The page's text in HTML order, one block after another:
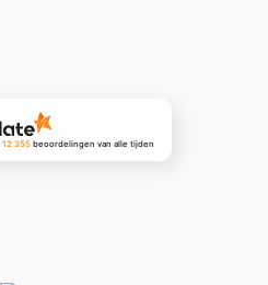
12 355 beoordelingenvan alle tijden